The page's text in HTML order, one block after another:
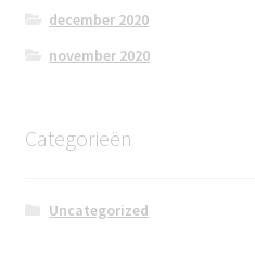
december 2020
november 2020
Categorieën
Uncategorized